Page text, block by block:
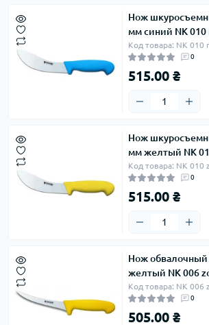
Нож
мм синий NK 010
Код товара: NK 010
0
515.00 ₴
Нож
мм желтый NK
Код товара: NK 010
0
515.00 ₴
Нож обвалочный
желтый NK 006
Код товара: NK 006
0
505.00 ₴